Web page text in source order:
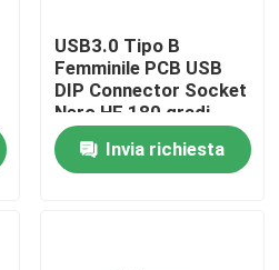
USB3.0 Tipo B
Femminile PCB USB
DIP Connector Socket
Nero HF 180 gradi
Forma T
Invia richiesta